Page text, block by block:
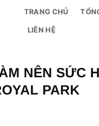
TRANG CHỦ
LIÊN HỆ
NÊN SỨC
PARK